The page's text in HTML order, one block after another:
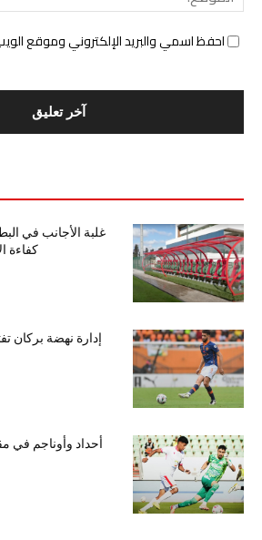
احفظ اسمي والبريد الإلكتروني وموقع
غلبة الأجانب في
كفاءة
إدارة نهضة بركان
أحداد وأوناجم في